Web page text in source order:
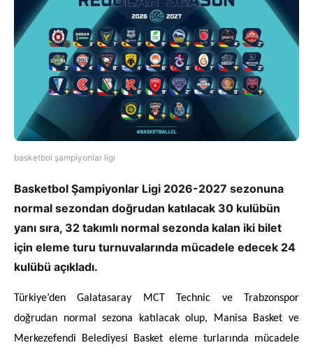
basketbol şampiyonlar ligi
Basketbol Şampiyonlar Ligi 2026-2027 sezonuna
normal sezondan doğrudan katılacak 30 kulübün
yanı sıra, 32 takımlı normal sezonda kalan iki bilet
için eleme turu turnuvalarında mücadele edecek 24
kulübü açıkladı.
Türkiye’den Galatasaray MCT Technic ve Trabzonspor
doğrudan normal sezona katılacak olup, Manisa Basket ve
Merkezefendi Belediyesi Basket eleme turlarında mücadele